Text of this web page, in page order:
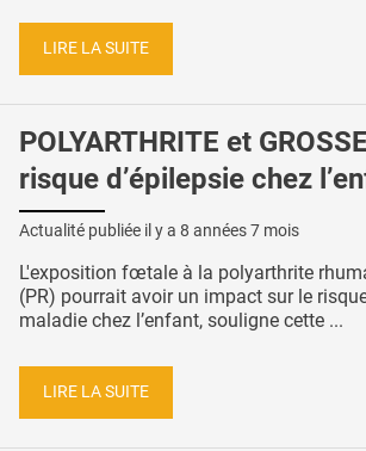
LIRE LA SUITE
POLYARTHRITE et
risque d’épilepsie chez
Actualité publiée il y a 8 années 7 mois
L'exposition fœtale à la polyarthrite
(PR) pourrait avoir un impact sur le
maladie chez l’enfant, souligne cette ...
LIRE LA SUITE